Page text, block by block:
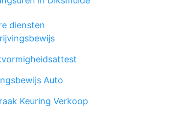
diensten
Auto
Keuring Verkoop